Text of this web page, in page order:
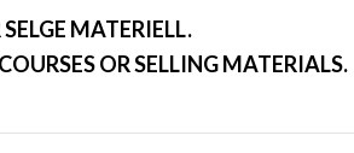
MATERIELL.
OR SELLING MATERIALS.